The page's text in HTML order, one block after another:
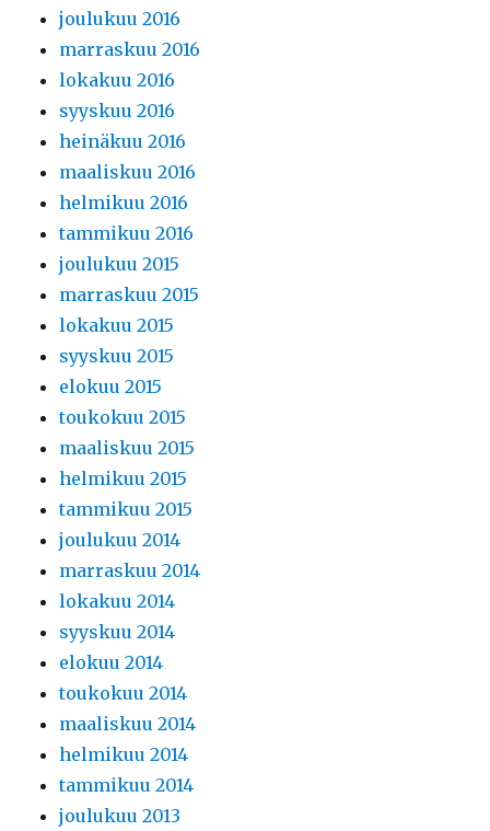
joulukuu 2016
marraskuu 2016
lokakuu 2016
syyskuu 2016
heinäkuu 2016
maaliskuu 2016
helmikuu 2016
tammikuu 2016
joulukuu 2015
marraskuu 2015
lokakuu 2015
syyskuu 2015
elokuu 2015
toukokuu 2015
maaliskuu 2015
helmikuu 2015
tammikuu 2015
joulukuu 2014
marraskuu 2014
lokakuu 2014
syyskuu 2014
elokuu 2014
toukokuu 2014
maaliskuu 2014
helmikuu 2014
tammikuu 2014
joulukuu 2013